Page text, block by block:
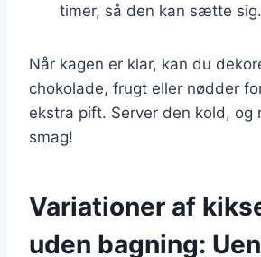
timer, så den kan sætte sig.
Når kagen er klar, kan du
chokolade, frugt eller nødder
ekstra pift. Server den kold,
smag!
Variationer af
uden bagning: